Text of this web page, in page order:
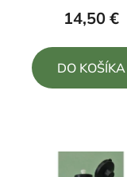
5,0
z
14,50 €
DO KOŠÍKA